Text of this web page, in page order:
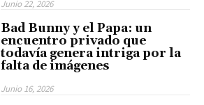
Junio 22, 2026
Bad Bunny y el Papa: un
encuentro privado que
todavía genera intriga por la
falta de imágenes
Junio 16, 2026